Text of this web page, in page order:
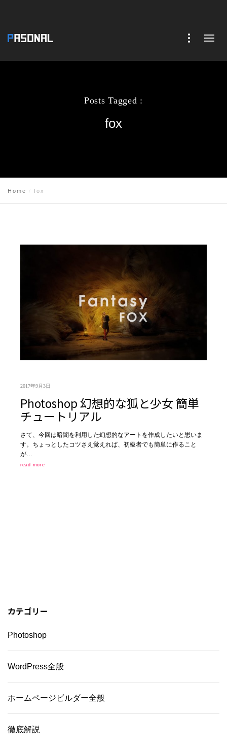
Posts Tagged :
fox
Home fox
2017年9月3日
Photoshop 幻想的な狐と少女 簡単
チュートリアル
さて、今回は暗闇を利用した幻想的なアートを作成したいと思いま
す。ちょっとしたコツさえ覚えれば、初級者でも簡単に作ること
が…
read more
カテゴリー
Photoshop
WordPress全般
ホームページビルダー全般
徹底解説